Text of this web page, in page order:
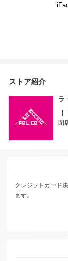
ストア紹介
ラ
閉
クレジットカード
ます。